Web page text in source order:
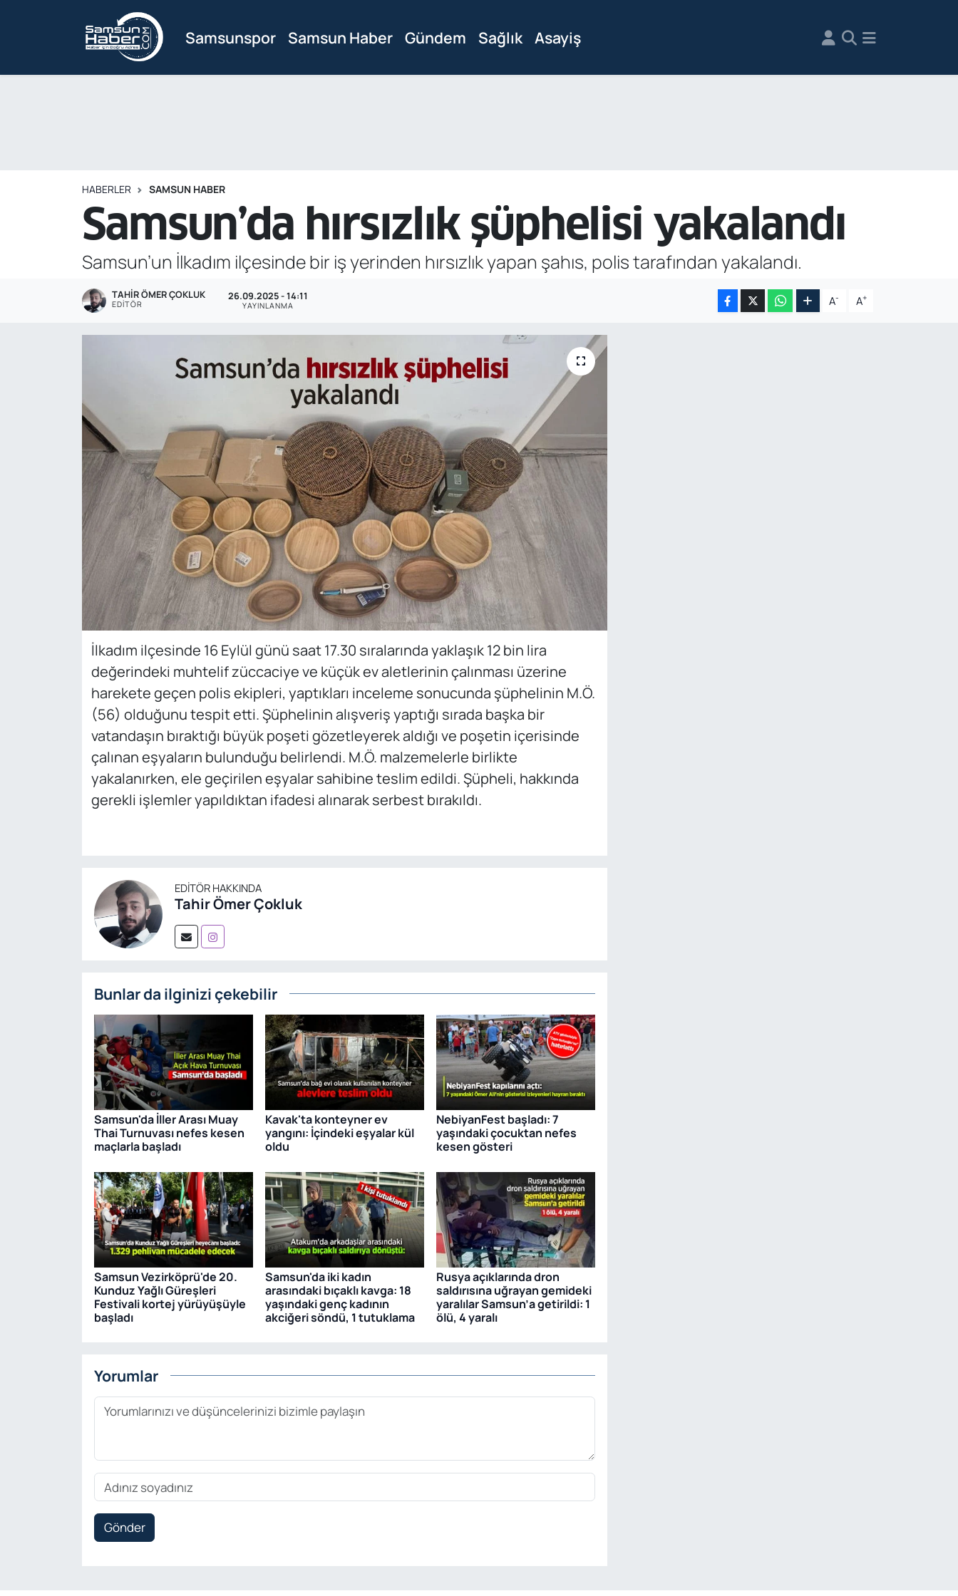
Samsunspor Samsun Haber Gündem Sağlık Asayiş
HABERLER SAMSUN HABER
Samsun’da hırsızlık şüphelisi yakalandı
Samsun’un İlkadım ilçesinde bir iş yerinden hırsızlık yapan şahıs, polis tarafından yakalandı.
TAHIR ÖMER ÇOKLUK
EDITÖR
26.09.2025 - 14:11
YAYINLANMA A- A+
İlkadım ilçesinde 16 Eylül günü saat 17.30 sıralarında yaklaşık 12 bin lira
değerindeki muhtelif züccaciye ve küçük ev aletlerinin çalınması üzerine
harekete geçen polis ekipleri, yaptıkları inceleme sonucunda şüphelinin M.Ö.
(56) olduğunu tespit etti. Şüphelinin alışveriş yaptığı sırada başka bir
vatandaşın bıraktığı büyük poşeti gözetleyerek aldığı ve poşetin içerisinde
çalınan eşyaların bulunduğu belirlendi. M.Ö. malzemelerle birlikte
yakalanırken, ele geçirilen eşyalar sahibine teslim edildi. Şüpheli, hakkında
gerekli işlemler yapıldıktan ifadesi alınarak serbest bırakıldı.
EDITÖR HAKKINDA
Tahir Ömer Çokluk
Bunlar da ilginizi çekebilir
Samsun'da İller Arası Muay
Thai Turnuvası nefes kesen
maçlarla başladı
Kavak'ta konteyner ev
yangını: İçindeki eşyalar kül
oldu
NebiyanFest başladı: 7
yaşındaki çocuktan nefes
kesen gösteri
Samsun Vezirköprü'de 20.
Kunduz Yağlı Güreşleri
Festivali kortej yürüyüşüyle
başladı
Samsun'da iki kadın
arasındaki bıçaklı kavga: 18
yaşındaki genç kadının
akciğeri söndü, 1 tutuklama
Rusya açıklarında dron
saldırısına uğrayan gemideki
yaralılar Samsun’a getirildi: 1
ölü, 4 yaralı
Yorumlar
Gönder
Samsunspor
Ekonomi
Özel Haber
POLİTİKA
Hava Durumu
Son Dakika Haberleri
Haber Arşivi